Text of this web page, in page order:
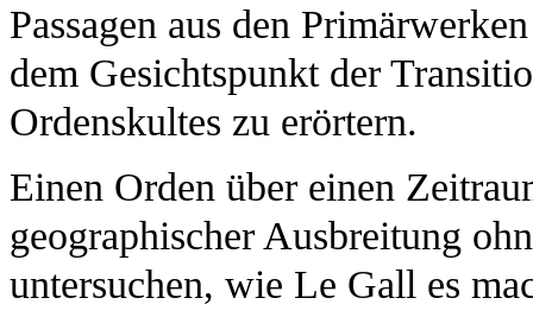
Passagen aus den
dem Gesichtspunkt der
Ordenskultes zu erörtern.
Einen Orden über einen
geographischer Ausbreitung
untersuchen, wie Le Gall es